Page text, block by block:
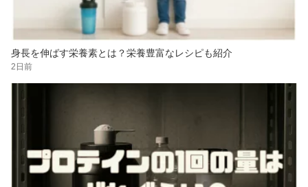
身長を伸ばす栄養素とは？栄養豊富なレシピも紹介
2日前